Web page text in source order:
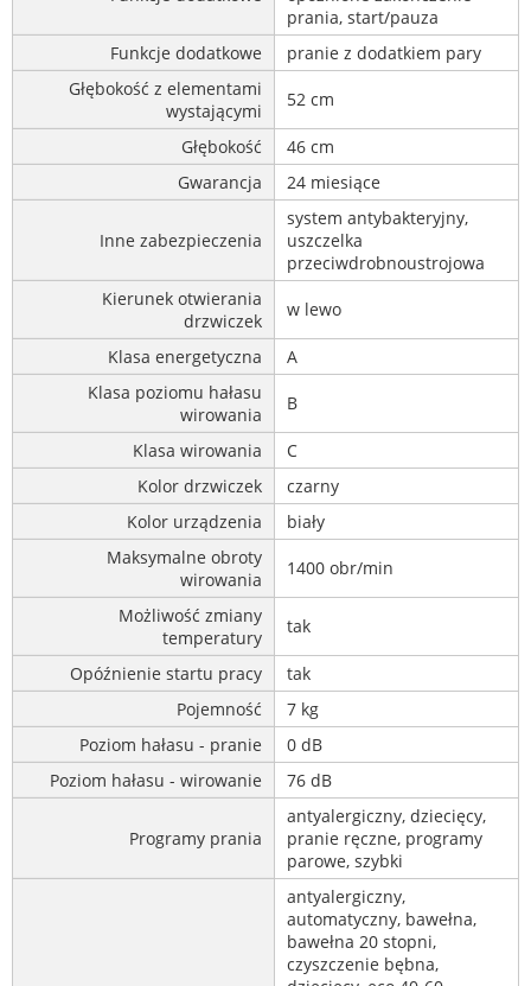
prania, start/pauza
Funkcje dodatkowe
pranie z dodatkiem pary
Głębokość z elementami
wystającymi
52 cm
Głębokość
46 cm
Gwarancja
24 miesiące
Inne zabezpieczenia
system antybakteryjny,
uszczelka
przeciwdrobnoustrojowa
Kierunek otwierania
drzwiczek
w lewo
Klasa energetyczna
A
Klasa poziomu hałasu
wirowania
B
Klasa wirowania
C
Kolor drzwiczek
czarny
Kolor urządzenia
biały
Maksymalne obroty
wirowania
1400 obr/min
Możliwość zmiany
temperatury
tak
Opóźnienie startu pracy
tak
Pojemność
7 kg
Poziom hałasu - pranie
0 dB
Poziom hałasu - wirowanie
76 dB
Programy prania
antyalergiczny, dziecięcy,
pranie ręczne, programy
parowe, szybki
antyalergiczny,
automatyczny, bawełna,
bawełna 20 stopni,
czyszczenie bębna,